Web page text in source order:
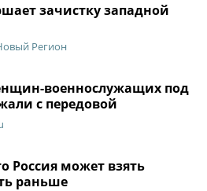
зачистку западной
Регион
военнослужащих под
с передовой
Россия может взять
раньше